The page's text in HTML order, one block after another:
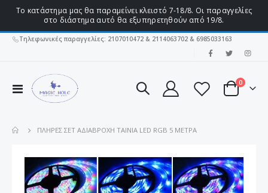
Το κατάστημα μας θα παραμείνει κλειστό 7-18/8. Οι παραγγελίες
στο διάστημα αυτό θα εξυπηρετηθούν από 19/8.
Τηλεφωνικές παραγγελίες: 2107010472 & 2114063702 & 6985033163
Εναλλαγή
Πλοήγησης
Cart
0
ΠΛΗΡΕΣ ΣΕΤ ΑΔΙΆΒΡΟΧΗ ΤΑΙΝΊΑ LED RGB 5 ΜΈΤΡΑ
Μετάβαση
στο
τέλος